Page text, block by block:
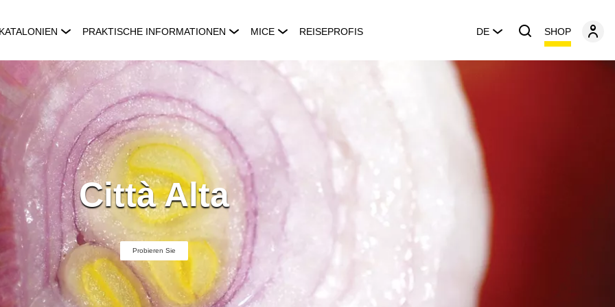
PRAKTISCHE INFORMATIONEN MICE REISEPROFIS DE SHOP
Città Alta
Probieren Sie